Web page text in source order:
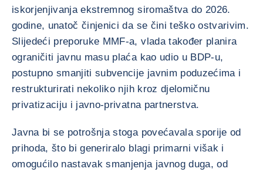
iskorjenjivanja ekstremnog siromaštva do 2026.
godine, unatoč činjenici da se čini teško ostvarivim.
Slijedeći preporuke MMF-a, vlada također planira
ograničiti javnu masu plaća kao udio u BDP-u,
postupno smanjiti subvencije javnim poduzećima i
restrukturirati nekoliko njih kroz djelomičnu
privatizaciju i javno-privatna partnerstva.
Javna bi se potrošnja stoga povećavala sporije od
prihoda, što bi generiralo blagi primarni višak i
omogućilo nastavak smanjenja javnog duga, od